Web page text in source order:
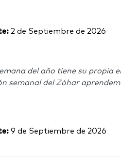
2 de Septiembre de 2026
del año tiene su propia
semanal del Zóhar
9 de Septiembre de 2026